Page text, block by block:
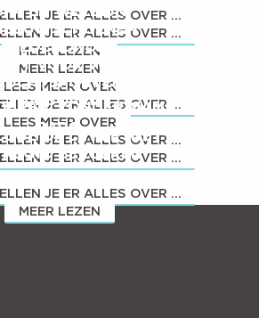
JE ER ALLES OVER ...
JE ER ALLES OVER ...
MEER LEZEN
EN WELZIJN
MEER LEZEN
LEES MEER OVER
SLEDEHONDEN
JE ER ALLES OVER ...
VOOR VOETGANGERS
LEES MEER OVER
LUCHTSPORTEN
JE ER ALLES OVER ...
AIRBOARD
JE ER ALLES OVER ...
ZONDER MAMA EN
PAPA.
OP LE PLEYNET
JE ER ALLES OVER ...
BEZOEKEN
MEER LEZEN